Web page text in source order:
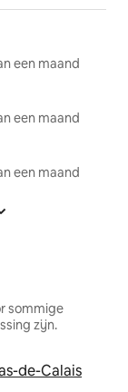
een maand
een maand
een maand
sommige
zijn.
de-Calais